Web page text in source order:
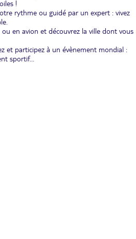
!
rythme ou guidé par un expert : vivez
en avion et découvrez la ville dont vous
et participez à un évènement mondial :
sportif...